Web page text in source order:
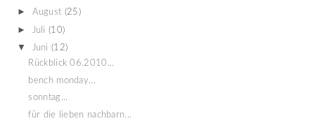
► August (25)
► Juli (10)
▼ Juni (12)
Rückblick 06.2010...
bench monday...
sonntag...
für die lieben nachbarn...